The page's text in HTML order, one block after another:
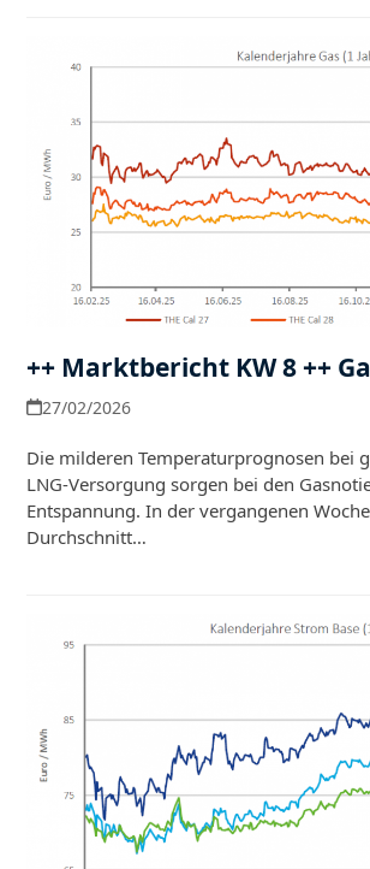
++ Marktbericht KW 8 ++
27/02/2026
Die milderen Temperaturprognosen bei
LNG-Versorgung sorgen bei den
Entspannung. In der vergangenen
Durchschnitt…